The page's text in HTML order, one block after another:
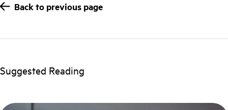
Back to previous page
Suggested Reading